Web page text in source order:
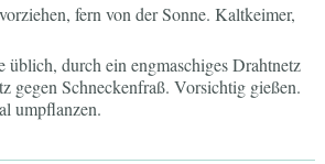
fern von der Sonne. Kaltkeimer,
üblich, durch ein engmaschiges Drahtnetz
gegen Schneckenfraß. Vorsichtig gießen.
umpflanzen.